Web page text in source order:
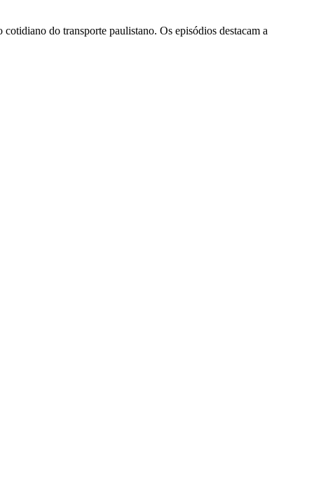
do transporte paulistano. Os episódios destacam a